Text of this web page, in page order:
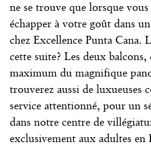
ne se trouve que lorsque vous
échapper à votre goût dans
chez Excellence Punta Cana.
cette suite? Les deux
maximum du magnifique
trouverez aussi de luxueuses
service attentionné, pour un
dans notre centre de
exclusivement aux adultes en